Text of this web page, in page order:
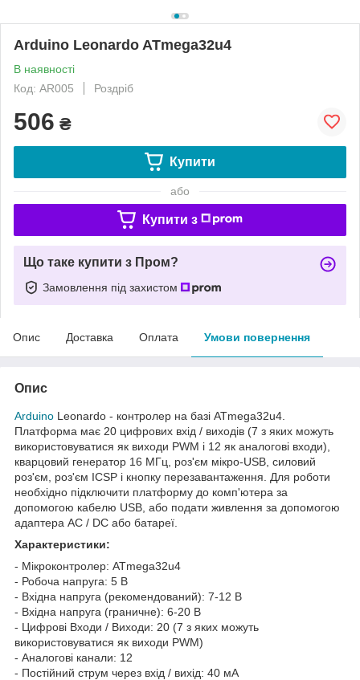
Arduino Leonardo ATmega32u4
В наявності
Код: AR005
Роздріб
506 ₴
Купити
або
Купити з
Що таке купити з Пром?
Замовлення під захистом
Опис Доставка Оплата Умови повернення
Опис
Arduino Leonardo - контролер на базі ATmega32u4.
Платформа має 20 цифрових вхід / виходів (7 з яких можуть
використовуватися як виходи PWM і 12 як аналогові входи),
кварцовий генератор 16 МГц, роз'єм мікро-USB, силовий
роз'єм, роз'єм ICSP і кнопку перезавантаження. Для роботи
необхідно підключити платформу до комп'ютера за
допомогою кабелю USB, або подати живлення за допомогою
адаптера AC / DC або батареї.
Характеристики:
- Мікроконтролер: ATmega32u4
- Робоча напруга: 5 В
- Вхідна напруга (рекомендований): 7-12 В
- Вхідна напруга (граничне): 6-20 В
- Цифрові Входи / Виходи: 20 (7 з яких можуть
використовуватися як виходи PWM)
- Аналогові канали: 12
- Постійний струм через вхід / вихід: 40 мА